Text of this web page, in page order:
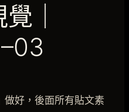
｜
做好，後面所有貼文素